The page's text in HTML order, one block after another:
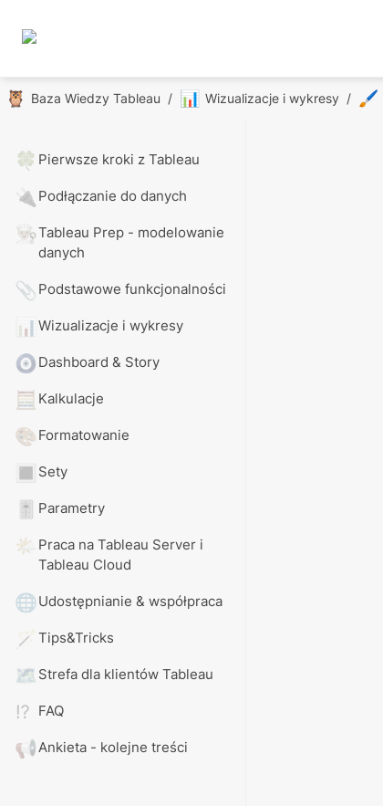
🦉 Baza Wiedzy Tableau / 📊 Wizualizacje i wykresy / 🖌️
🍀 Pierwsze kroki z Tableau
🔌 Podłączanie do danych
👨🏼‍🍳Tableau Prep - modelowanie
danych
📎 Podstawowe funkcjonalności
📊 Wizualizacje i wykresy
🧿 Dashboard & Story
🧮 Kalkulacje
🎨 Formatowanie
🔳 Sety
🎚️ Parametry
🌤️ Praca na Tableau Server i
Tableau Cloud
🌐Udostępnianie & współpraca
🪄 Tips&Tricks
🗺️ Strefa dla klientów Tableau
⁉️ FAQ
📢Ankieta - kolejne treści